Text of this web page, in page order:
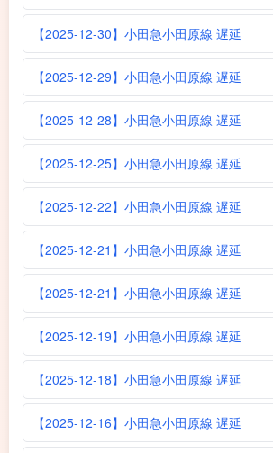
【2025-12-30】小田急小田原線 遅延
【2025-12-29】小田急小田原線 遅延
【2025-12-28】小田急小田原線 遅延
【2025-12-25】小田急小田原線 遅延
【2025-12-22】小田急小田原線 遅延
【2025-12-21】小田急小田原線 遅延
【2025-12-21】小田急小田原線 遅延
【2025-12-19】小田急小田原線 遅延
【2025-12-18】小田急小田原線 遅延
【2025-12-16】小田急小田原線 遅延